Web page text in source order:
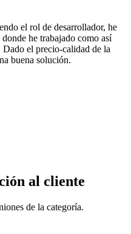
el rol de desarrollador, he
donde he trabajado como así
Dado el precio-calidad de la
buena solución.
al cliente
de la categoría.